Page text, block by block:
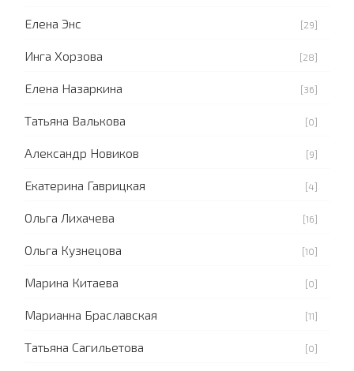
Елена Энс [29]
Инга Хорзова [28]
Елена Назаркина [36]
Татьяна Валькова [0]
Александр Новиков [9]
Екатерина Гаврицкая [4]
Ольга Лихачева [16]
Ольга Кузнецова [10]
Марина Китаева [0]
Марианна Браславская [11]
Татьяна Сагильетова [0]